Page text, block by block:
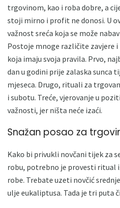
trgovinom, kao i roba dobre, a
stoji mirno i profit ne donosi. U
važnost sreća koja se može
Postoje mnoge različite zavjere
koja imaju svoja pravila. Prvo,
dan u godini prije zalaska sunca
mjeseca. Drugo, rituali za
i subotu. Treće, vjerovanje u
važnosti, jer ništa neće izaći.
Snažan posao za
Kako bi privukli novčani tijek za
robu, potrebno je provesti ritual
robe. Trebate uzeti novčić
ulje eukaliptusa. Tada je tri puta